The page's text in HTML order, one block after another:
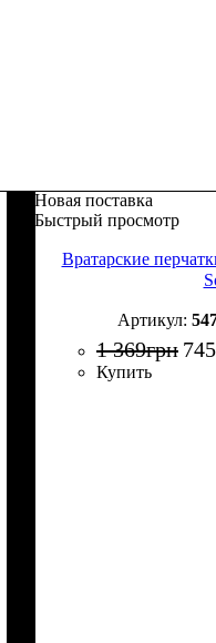
Новая поставка
Быстрый просмотр
Вратарские
1 369грн 745
Купить